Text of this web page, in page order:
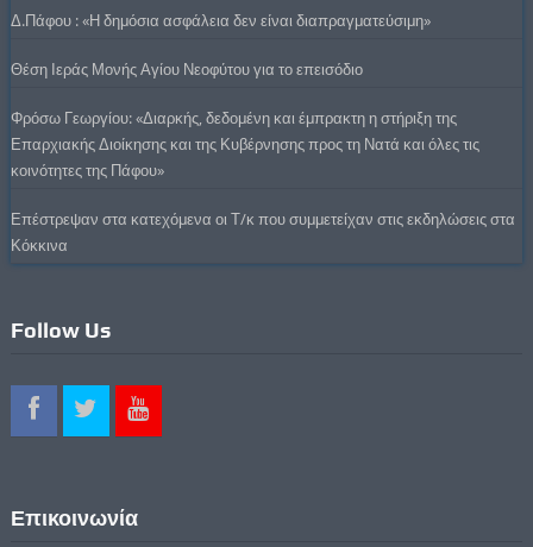
Δ.Πάφου : «Η δημόσια ασφάλεια δεν είναι διαπραγματεύσιμη»
Θέση Ιεράς Μονής Αγίου Νεοφύτου για το επεισόδιο
Φρόσω Γεωργίου: «Διαρκής, δεδομένη και έμπρακτη η στήριξη της
Επαρχιακής Διοίκησης και της Κυβέρνησης προς τη Νατά και όλες τις
κοινότητες της Πάφου»
Επέστρεψαν στα κατεχόμενα οι Τ/κ που συμμετείχαν στις εκδηλώσεις στα
Κόκκινα
Follow Us
Επικοινωνία